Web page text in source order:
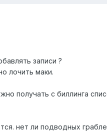
записи ?
лочить маки.
получать с биллинга
нет ли подводных